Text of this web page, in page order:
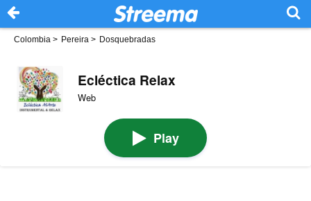
Colombia > Pereira > Dosquebradas
Ecléctica Relax
Web
Play